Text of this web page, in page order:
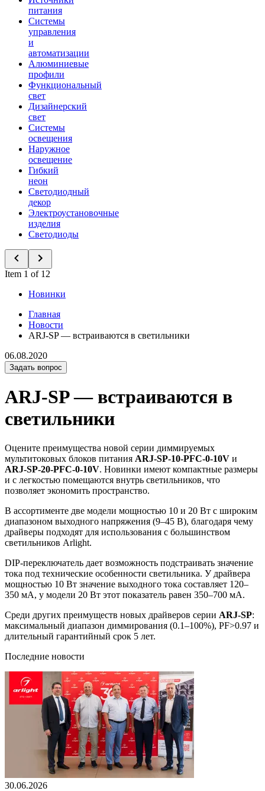
питания
Системы
управления
и
автоматизации
Алюминиевые
профили
Функциональный
свет
Дизайнерский
свет
Системы
освещения
Наружное
освещение
Гибкий
неон
Светодиодный
декор
Электроустановочные
изделия
Светодиоды
Item 1 of 12
Новинки
Главная
Новости
ARJ-SP — встраиваются в светильники
06.08.2020
Задать вопрос
ARJ-SP — встраиваются в
светильники
Оцените преимущества новой серии диммируемых
мультитоковых блоков питания ARJ-SP-10-PFC-0-10V и
ARJ-SP-20-PFC-0-10V. Новинки имеют компактные размеры
и с легкостью помещаются внутрь светильников, что
позволяет экономить пространство.
В ассортименте две модели мощностью 10 и 20 Вт с широким
диапазоном выходного напряжения (9–45 В), благодаря чему
драйверы подходят для использования с большинством
светильников Arlight.
DIP-переключатель дает возможность подстраивать значение
тока под технические особенности светильника. У драйвера
мощностью 10 Вт значение выходного тока составляет 120–
350 мА, у модели 20 Вт этот показатель равен 350–700 мА.
Среди других преимуществ новых драйверов серии ARJ-SP:
максимальный диапазон диммирования (0.1–100%), PF˃0.97 и
длительный гарантийный срок 5 лет.
Последние новости
30.06.2026